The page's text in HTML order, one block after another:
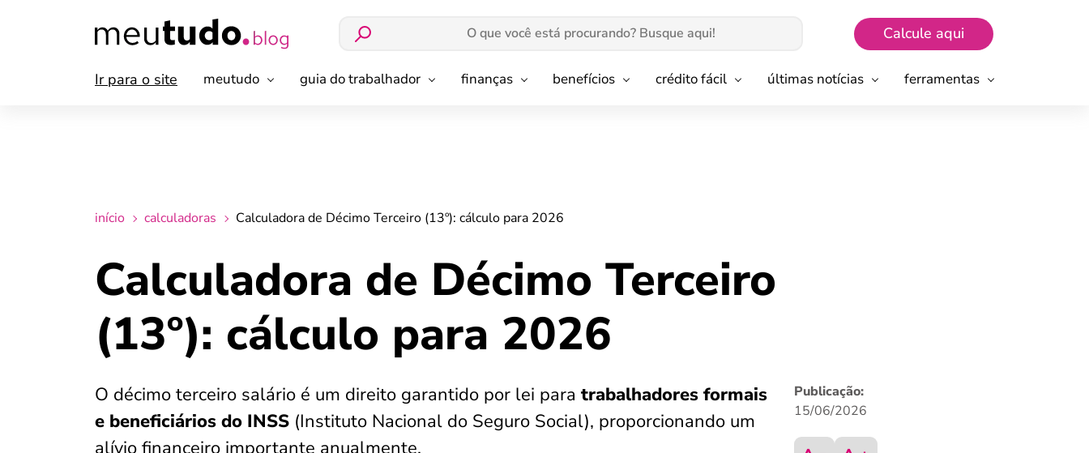
Calcule aqui
Ir para o site meutudo guia do trabalhador finanças benefícios crédito fácil últimas notícias ferramentas
início calculadoras Calculadora de Décimo Terceiro (13º): cálculo para 2026
Calculadora de Décimo Terceiro
(13º): cálculo para 2026
O décimo terceiro salário é um direito garantido por lei para trabalhadores formais
e beneficiários do INSS (Instituto Nacional do Seguro Social), proporcionando um
alívio financeiro importante anualmente.
Publicação:
15/06/2026